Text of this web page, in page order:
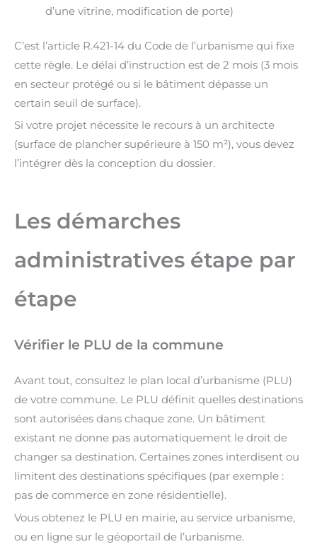
d’une vitrine, modification de porte)
C’est l’article R.421-14 du Code de l’urbanisme qui fixe
cette règle. Le délai d’instruction est de 2 mois (3 mois
en secteur protégé ou si le bâtiment dépasse un
certain seuil de surface).
Si votre projet nécessite le recours à un architecte
(surface de plancher supérieure à 150 m²), vous devez
l’intégrer dès la conception du dossier.
Les démarches
administratives étape par
étape
Vérifier le PLU de la commune
Avant tout, consultez le plan local d’urbanisme (PLU)
de votre commune. Le PLU définit quelles destinations
sont autorisées dans chaque zone. Un bâtiment
existant ne donne pas automatiquement le droit de
changer sa destination. Certaines zones interdisent ou
limitent des destinations spécifiques (par exemple :
pas de commerce en zone résidentielle).
Vous obtenez le PLU en mairie, au service urbanisme,
ou en ligne sur le géoportail de l’urbanisme.